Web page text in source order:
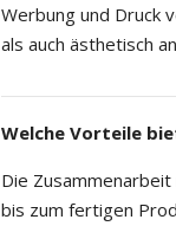
Werbung und Druck
als auch ästhetisch
Welche Vorteile
Die
bis zum fertigen